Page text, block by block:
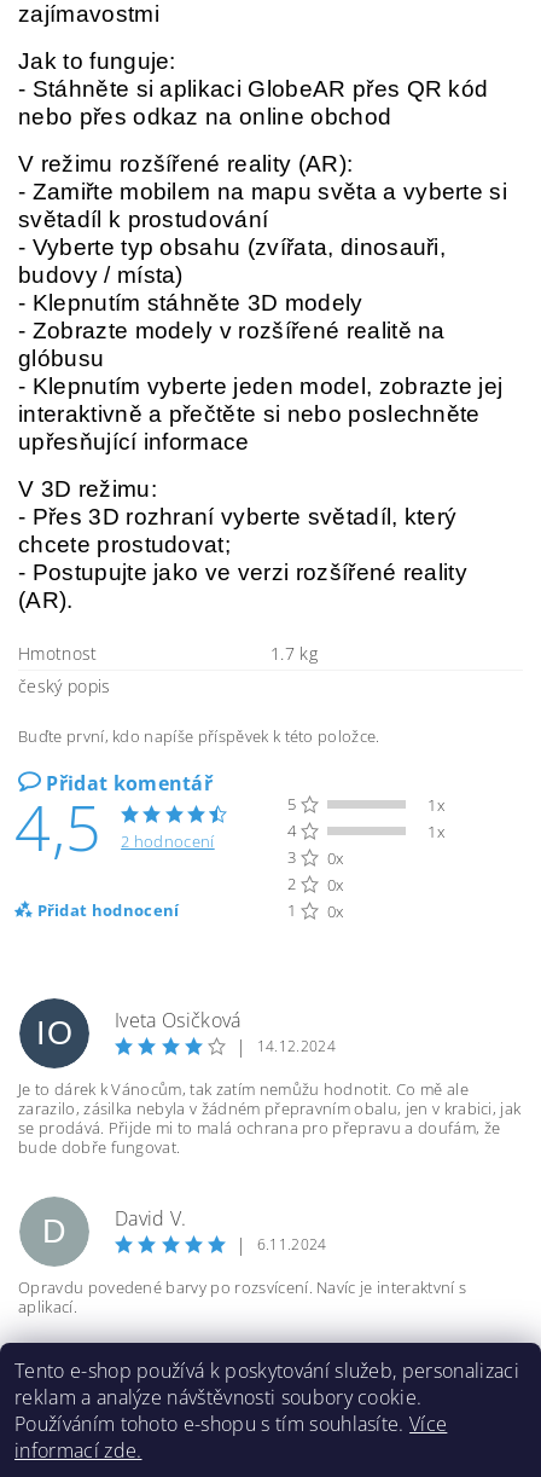
zajímavostmi
Jak to funguje:
- Stáhněte si aplikaci GlobeAR přes QR kód
nebo přes odkaz na online obchod
V režimu rozšířené reality (AR):
- Zamiřte mobilem na mapu světa a vyberte si
světadíl k prostudování
- Vyberte typ obsahu (zvířata, dinosauři,
budovy / místa)
- Klepnutím stáhněte 3D modely
- Zobrazte modely v rozšířené realitě na
glóbusu
- Klepnutím vyberte jeden model, zobrazte jej
interaktivně a přečtěte si nebo poslechněte
upřesňující informace
V 3D režimu:
- Přes 3D rozhraní vyberte světadíl, který
chcete prostudovat;
- Postupujte jako ve verzi rozšířené reality
(AR).
Hmotnost
1.7 kg
český popis
Buďte první, kdo napíše příspěvek k této položce.
Přidat komentář
4,5 2 hodnocení
Přidat hodnocení
5
1x
4
1x
3
0x
2
0x
1
0x
IO
Iveta Osičková
|
14.12.2024
Je to dárek k Vánocům, tak zatím nemůžu hodnotit. Co mě ale
zarazilo, zásilka nebyla v žádném přepravním obalu, jen v krabici, jak
se prodává. Přijde mi to malá ochrana pro přepravu a doufám, že
bude dobře fungovat.
D
David V.
|
6.11.2024
Opravdu povedené barvy po rozsvícení. Navíc je interaktvní s
aplikací.
Doprava a platba
Tento e-shop používá k poskytování služeb, personalizaci
reklam a analýze návštěvnosti soubory cookie.
Používáním tohoto e-shopu s tím souhlasíte.Více
informací zde.